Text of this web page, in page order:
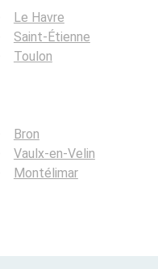
Le Havre
Saint-Étienne
Toulon
Bron
Vaulx-en-Velin
Montélimar